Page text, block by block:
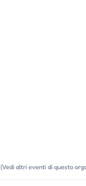
(Vedi altri eventi di questo